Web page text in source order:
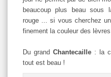
beaucoup plus beau sous
rouge ... si vous cherchez
finement la couleur des
Du grand Chantecaille: la
tout est beau !